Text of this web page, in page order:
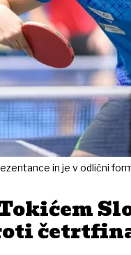
in je v odlični